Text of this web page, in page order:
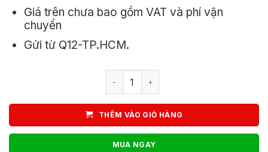
Giá trên chưa bao gồm VAT và phí vận
chuyển
Gửi từ Q12-TP.HCM.
Ghế xoay văn phòng có tựa đầu
THÊM VÀO GIỎ HÀNG
MUA NGAY